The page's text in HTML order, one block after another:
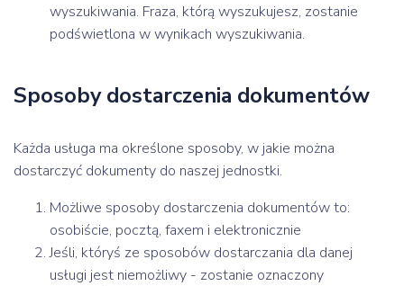
wyszukiwania. Fraza, którą wyszukujesz, zostanie
podświetlona w wynikach wyszukiwania.
Sposoby dostarczenia dokumentów
Każda usługa ma określone sposoby, w jakie można
dostarczyć dokumenty do naszej jednostki.
Możliwe sposoby dostarczenia dokumentów to:
osobiście, pocztą, faxem i elektronicznie
Jeśli, któryś ze sposobów dostarczania dla danej
usługi jest niemożliwy - zostanie oznaczony